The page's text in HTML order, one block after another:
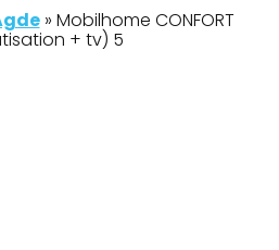
» Mobilhome CONFORT
+ tv) 5